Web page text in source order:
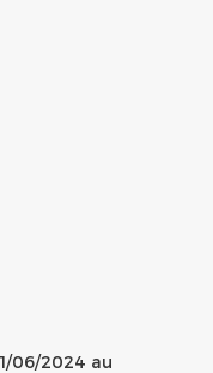
06/2024 au